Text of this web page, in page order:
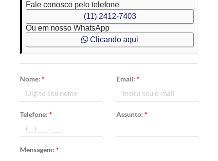
Fale conosco pelo telefone
(11) 2412-7403
Ou em nosso WhatsApp
Clicando aqui
Nome:* Email: *
Telefone:* Assunto: *
Mensagem:*